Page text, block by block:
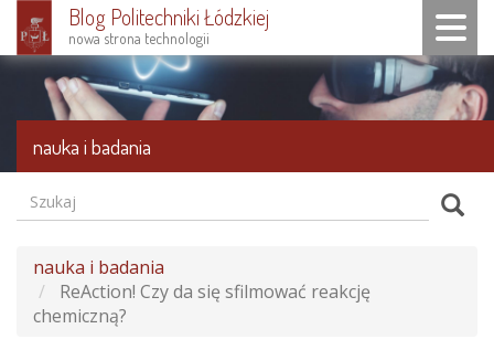
Przejdź
treści
Blog Politechniki Łódzkiej
nowa strona technologii
Toggle
nauka i badania
Formularz
wyszukiwania
Szukaj
nauka i badania
ReAction! Czy da się sfilmować reakcję
chemiczną?